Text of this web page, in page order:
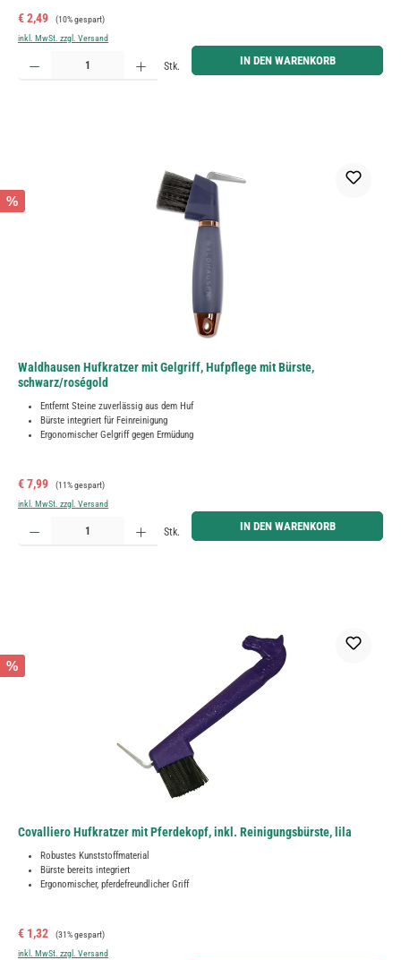
Verkaufspreis:
€ 2,49 Regulärer Preis:
(10% gespart)
inkl. MwSt. zzgl. Versand
Produkt Anzahl: Gib den gewünschten Wert ein oder benutze die Schaltflächen um die Anzahl zu
Stk. IN DEN WARENKORB
%
Waldhausen Hufkratzer mit Gelgriff, Hufpflege mit Bürste,
schwarz/roségold
Entfernt Steine zuverlässig aus dem Huf
Bürste integriert für Feinreinigung
Ergonomischer Gelgriff gegen Ermüdung
Verkaufspreis:
€ 7,99 Regulärer Preis:
(11% gespart)
inkl. MwSt. zzgl. Versand
Produkt Anzahl: Gib den gewünschten Wert ein oder benutze die Schaltflächen um die Anzahl zu
Stk. IN DEN WARENKORB
%
Covalliero Hufkratzer mit Pferdekopf, inkl. Reinigungsbürste, lila
Robustes Kunststoffmaterial
Bürste bereits integriert
Ergonomischer, pferdefreundlicher Griff
Verkaufspreis:
€ 1,32 Regulärer Preis:
(31% gespart)
inkl. MwSt. zzgl. Versand